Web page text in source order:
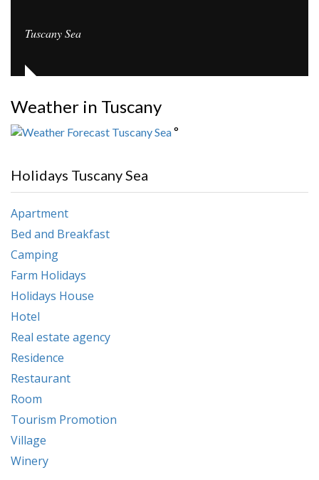
Tuscany Sea
Weather in Tuscany
°
Holidays Tuscany Sea
Apartment
Bed and Breakfast
Camping
Farm Holidays
Holidays House
Hotel
Real estate agency
Residence
Restaurant
Room
Tourism Promotion
Village
Winery